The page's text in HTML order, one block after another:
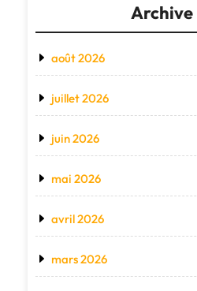
Archive
août 2026
juillet 2026
juin 2026
mai 2026
avril 2026
mars 2026